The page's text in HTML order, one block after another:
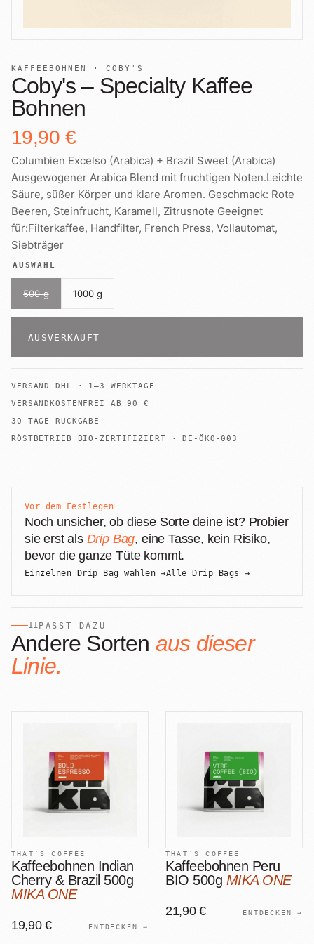
Lohnabfüllung für Röster
International
Zubehör
Geschenkideen
Fonte Blends
All About Mushroom
Alle Produkte
08 Laden
09 Reparatur
10 Kurse
KAFFEEBOHNEN · COBY'S
Coby's – Specialty Kaffee
Bohnen
19,90 €
Columbien Excelso (Arabica) + Brazil Sweet (Arabica)
Ausgewogener Arabica Blend mit fruchtigen Noten.Leichte
Säure, süßer Körper und klare Aromen. Geschmack: Rote
Beeren, Steinfrucht, Karamell, Zitrusnote Geeignet
für:Filterkaffee, Handfilter, French Press, Vollautomat,
Siebträger
AUSWAHL
500 g 1000 g
AUSVERKAUFT
VERSANDDHL · 1–3 WERKTAGE
VERSANDKOSTENFREI AB90
€
30 TAGE RÜCKGABE
RÖSTBETRIEB BIO-ZERTIFIZIERT · DE-ÖKO-003
Vor dem Festlegen
Noch unsicher, ob diese Sorte deine ist? Probier
sie erst als Drip Bag, eine Tasse, kein Risiko,
bevor die ganze Tüte kommt.
Einzelnen Drip Bag wählen →Alle Drip Bags →
11PASST DAZU
Andere Sorten aus dieser
Linie.
THAT´S COFFEE
Kaffeebohnen Indian
Cherry & Brazil 500g
MIKA ONE
19,90 € ENTDECKEN →
THAT´S COFFEE
Kaffeebohnen Peru
BIO 500g MIKA ONE
21,90 € ENTDECKEN →